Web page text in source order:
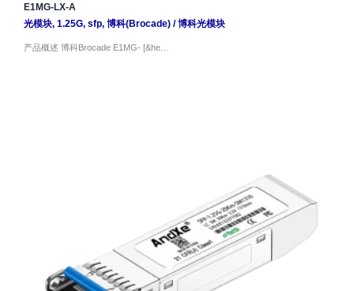
E1MG-LX-A
光模块, 1.25G, sfp, 博科(Brocade)/博科光模块
产品概述 博科Brocade E1MG- [&he…